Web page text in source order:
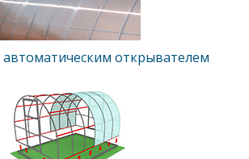
открывателем